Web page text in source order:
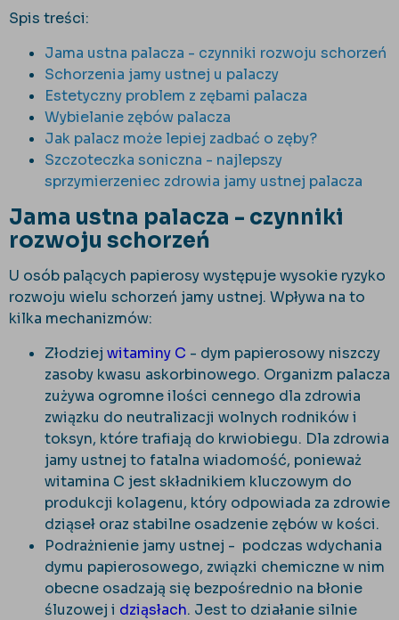
Spis treści:
Jama ustna palacza - czynniki rozwoju schorzeń
Schorzenia jamy ustnej u palaczy
Estetyczny problem z zębami palacza
Wybielanie zębów palacza
Jak palacz może lepiej zadbać o zęby?
Szczoteczka soniczna - najlepszy
sprzymierzeniec zdrowia jamy ustnej palacza
Jama ustna palacza - czynniki
rozwoju schorzeń
U osób palących papierosy występuje wysokie ryzyko
rozwoju wielu schorzeń jamy ustnej. Wpływa na to
kilka mechanizmów:
Złodziej witaminy C - dym papierosowy niszczy
zasoby kwasu askorbinowego. Organizm palacza
zużywa ogromne ilości cennego dla zdrowia
związku do neutralizacji wolnych rodników i
toksyn, które trafiają do krwiobiegu. Dla zdrowia
jamy ustnej to fatalna wiadomość, ponieważ
witamina C jest składnikiem kluczowym do
produkcji kolagenu, który odpowiada za zdrowie
dziąseł oraz stabilne osadzenie zębów w kości.
Podrażnienie jamy ustnej - podczas wdychania
dymu papierosowego, związki chemiczne w nim
obecne osadzają się bezpośrednio na błonie
śluzowej i dziąsłach. Jest to działanie silnie